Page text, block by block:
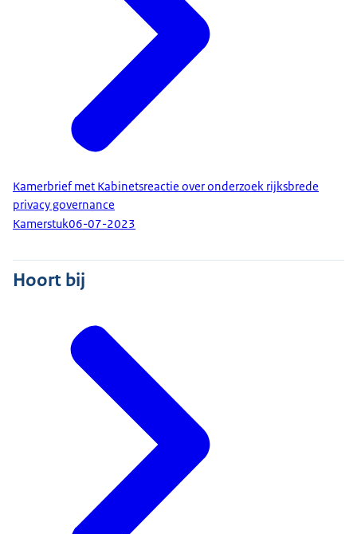
Kamerbrief met Kabinetsreactie over onderzoek rijksbrede
privacy governance
Kamerstuk06-07-2023
Hoort bij